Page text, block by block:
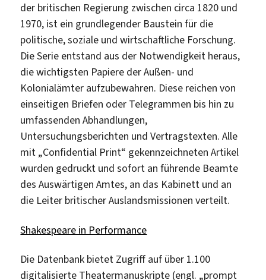
der britischen Regierung zwischen circa 1820 und
1970, ist ein grundlegender Baustein für die
politische, soziale und wirtschaftliche Forschung.
Die Serie entstand aus der Notwendigkeit heraus,
die wichtigsten Papiere der Außen- und
Kolonialämter aufzubewahren. Diese reichen von
einseitigen Briefen oder Telegrammen bis hin zu
umfassenden Abhandlungen,
Untersuchungsberichten und Vertragstexten. Alle
mit „Confidential Print“ gekennzeichneten Artikel
wurden gedruckt und sofort an führende Beamte
des Auswärtigen Amtes, an das Kabinett und an
die Leiter britischer Auslandsmissionen verteilt.
Shakespeare in Performance
Die Datenbank bietet Zugriff auf über 1.100
digitalisierte Theatermanuskripte (engl. „prompt